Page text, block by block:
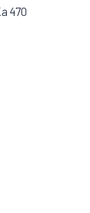
470